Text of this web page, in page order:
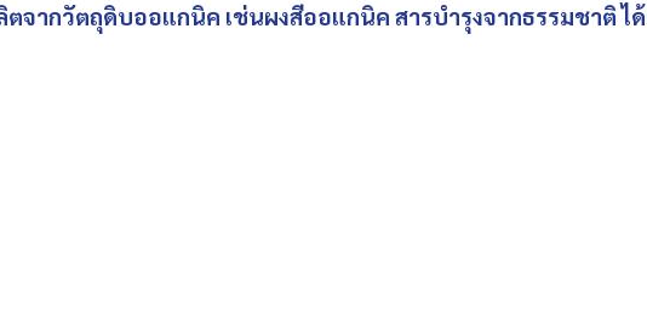
ากวัตถุดิบออแกนิค เช่นผงสีออแกนิค สารบำรุงจากธรรมชาติ ไ